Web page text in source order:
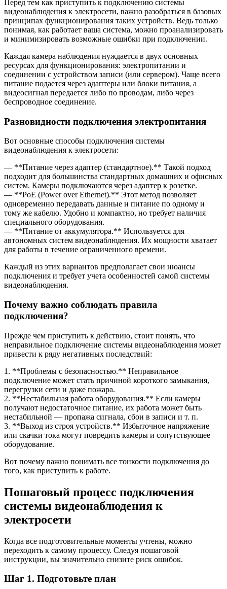
Перед тем как приступить к подключению системы
видеонаблюдения к электросети, важно разобраться в базовых
принципах функционирования таких устройств. Ведь только
понимая, как работает ваша система, можно проанализировать
и минимизировать возможные ошибки при подключении.
Каждая камера наблюдения нуждается в двух основных
ресурсах для функционирования: электропитании и
соединении с устройством записи (или сервером). Чаще всего
питание подается через адаптеры или блоки питания, а
видеосигнал передается либо по проводам, либо через
беспроводное соединение.
Разновидности подключения электропитания
Вот основные способы подключения системы
видеонаблюдения к электросети:
— **Питание через адаптер (стандартное).** Такой подход
подходит для большинства стандартных домашних и офисных
систем. Камеры подключаются через адаптер к розетке.
— **PoE (Power over Ethernet).** Этот метод позволяет
одновременно передавать данные и питание по одному и
тому же кабелю. Удобно и компактно, но требует наличия
специального оборудования.
— **Питание от аккумулятора.** Используется для
автономных систем видеонаблюдения. Их мощности хватает
для работы в течение ограниченного времени.
Каждый из этих вариантов предполагает свои нюансы
подключения и требует учета особенностей самой системы
видеонаблюдения.
Почему важно соблюдать правила
подключения?
Прежде чем приступить к действию, стоит понять, что
неправильное подключение системы видеонаблюдения может
привести к ряду негативных последствий:
1. **Проблемы с безопасностью.** Неправильное
подключение может стать причиной короткого замыкания,
перегрузки сети и даже пожара.
2. **Нестабильная работа оборудования.** Если камеры
получают недостаточное питание, их работа может быть
нестабильной — пропажа сигнала, сбои в записи и т. п.
3. **Выход из строя устройств.** Избыточное напряжение
или скачки тока могут повредить камеры и сопутствующее
оборудование.
Вот почему важно понимать все тонкости подключения до
того, как приступить к работе.
Пошаговый процесс подключения
системы видеонаблюдения к
электросети
Когда все подготовительные моменты учтены, можно
переходить к самому процессу. Следуя пошаговой
инструкции, вы значительно снизите риск ошибок.
Шаг 1. Подготовьте план